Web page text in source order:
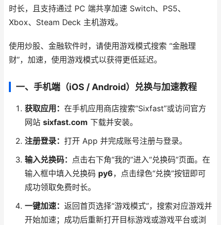
时长，且支持通过 PC 端共享加速 Switch、PS5、
Xbox、Steam Deck 主机游戏。
使用炒股、金融软件时，请使用游戏模式搜索 “金融理
财”，加速，使用游戏模式以获得更低延迟。
一、手机端（iOS / Android）兑换与加速教程
获取应用： 在手机应用商店搜索“Sixfast”或访问官方
网站 sixfast.com 下载并安装。
注册登录： 打开 App 并完成账号注册与登录。
输入兑换码：
点击右下角“我的”进入“兑换码”页面。在
输入框中填入兑换码 py6，点击绿色“兑换”按钮即可
成功领取免费时长。
一键加速： 返回首页选择“游戏模式”，搜索对应游戏并
开始加速；成功后重新打开目标游戏或游戏平台或浏